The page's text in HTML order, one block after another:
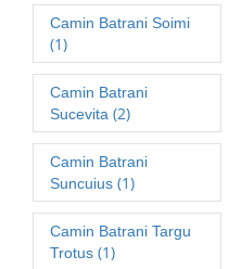
Camin Batrani Soimi
(1)
Camin Batrani
Sucevita (2)
Camin Batrani
Suncuius (1)
Camin Batrani Targu
Trotus (1)